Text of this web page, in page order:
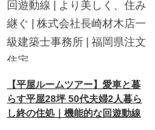
【平屋ルームツアー】愛車と暮
らす平屋28坪 50代夫婦2人暮ら
し終の住処｜機能的な回遊動線